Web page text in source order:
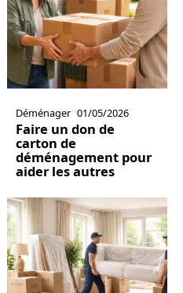
Déménager 01/05/2026
Faire un don de
carton de
déménagement pour
aider les autres